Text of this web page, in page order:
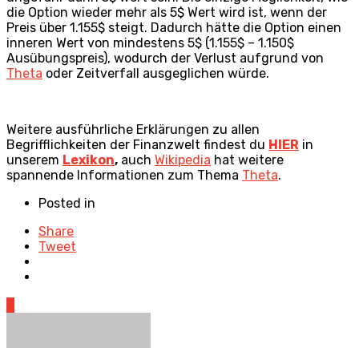
die Option wieder mehr als 5$ Wert wird ist, wenn der
Preis über 1.155$ steigt. Dadurch hätte die Option einen
inneren Wert von mindestens 5$ (1.155$ – 1.150$
Ausübungspreis), wodurch der Verlust aufgrund von
Theta oder Zeitverfall ausgeglichen würde.
Weitere ausführliche Erklärungen zu allen
Begrifflichkeiten der Finanzwelt findest du HIER in
unserem Lexikon, auch Wikipedia hat weitere
spannende Informationen zum Thema Theta.
Posted in
Share
Tweet